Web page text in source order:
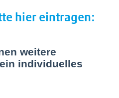
hier eintragen: